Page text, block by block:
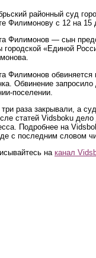
районный суд
Филимонову с 12 на 15
Филимонов — сын
городской «Единой
Филимонов
Обвинение
поселении.
раза закрывали, а
статей Vidsboku
Подробнее на
с последним словом
на канал